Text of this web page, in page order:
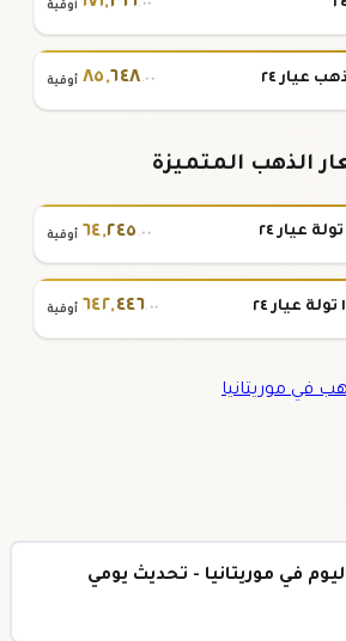
.٠٠ أوقية
عيار ٢٤ ٨٥,٦٤٨.٠٠ أوقية
الذهب المتميزة
٦٤,٢٤٥ .٠٠ أوقية
٦٤٢,٤٤٦.٠٠ أوقية
في موريتانيا
في موريتانيا - تحديث يومي